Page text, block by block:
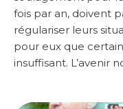
fois par an, doivent
régulariser leurs
pour eux que
insuffisant. L’avenir